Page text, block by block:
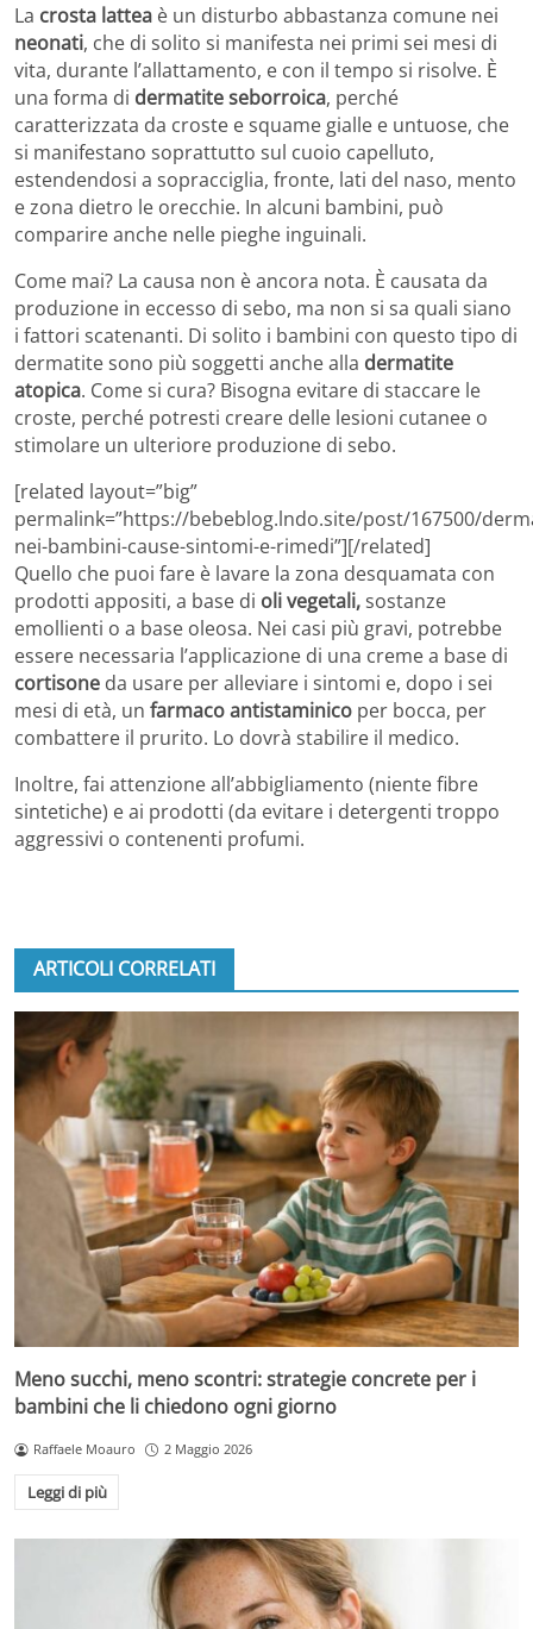
La crosta lattea è un disturbo abbastanza comune nei
neonati, che di solito si manifesta nei primi sei mesi di
vita, durante l’allattamento, e con il tempo si risolve. È
una forma di dermatite seborroica, perché
caratterizzata da croste e squame gialle e untuose, che
si manifestano soprattutto sul cuoio capelluto,
estendendosi a sopracciglia, fronte, lati del naso, mento
e zona dietro le orecchie. In alcuni bambini, può
comparire anche nelle pieghe inguinali.
Come mai? La causa non è ancora nota. È causata da
produzione in eccesso di sebo, ma non si sa quali siano
i fattori scatenanti. Di solito i bambini con questo tipo di
dermatite sono più soggetti anche alla dermatite
atopica. Come si cura? Bisogna evitare di staccare le
croste, perché potresti creare delle lesioni cutanee o
stimolare un ulteriore produzione di sebo.
[related layout=”big”
permalink=”https://bebeblog.lndo.site/post/167500/
nei-bambini-cause-sintomi-e-rimedi”][/related]
Quello che puoi fare è lavare la zona desquamata con
prodotti appositi, a base di oli vegetali,sostanze
emollienti o a base oleosa. Nei casi più gravi, potrebbe
essere necessaria l’applicazione di una creme a base di
cortisone da usare per alleviare i sintomi e, dopo i sei
mesi di età, un farmaco antistaminico per bocca, per
combattere il prurito. Lo dovrà stabilire il medico.
Inoltre, fai attenzione all’abbigliamento (niente fibre
sintetiche) e ai prodotti (da evitare i detergenti troppo
aggressivi o contenenti profumi.
ARTICOLI CORRELATI
Meno succhi, meno scontri: strategie concrete per i
bambini che li chiedono ogni giorno
Raffaele Moauro 2 Maggio 2026
Leggi di più